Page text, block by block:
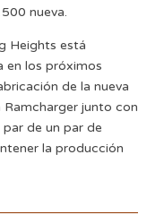
nueva.
Heights está
en los próximos
de la nueva
junto con
de un par de
la producción